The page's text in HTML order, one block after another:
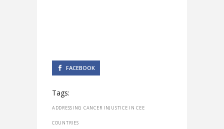
FACEBOOK
Tags:
ADDRESSING CANCER INJUSTICE IN CEE
COUNTRIES